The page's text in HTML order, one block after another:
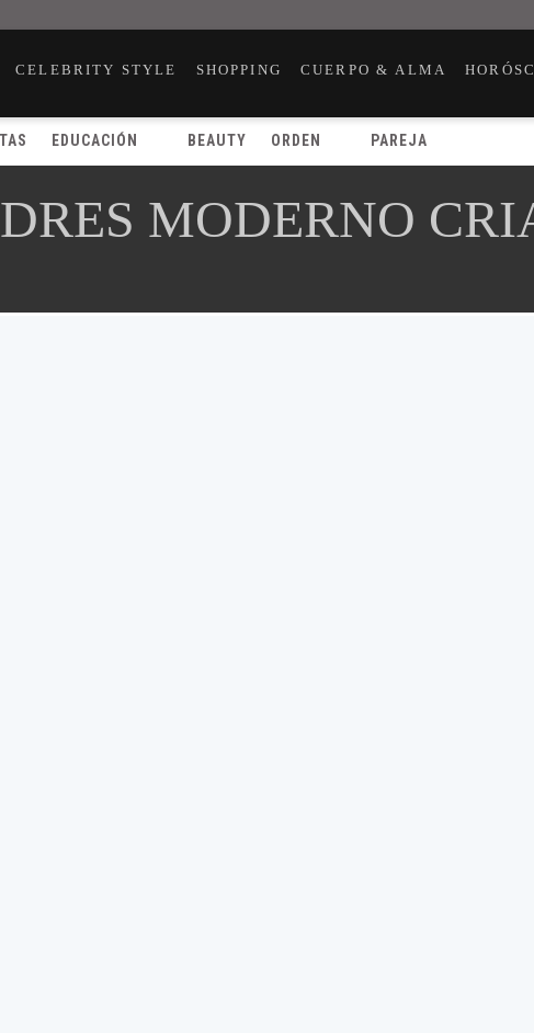
CELEBRITY STYLE SHOPPING CUERPO & ALMA
EDUCACIÓN BEAUTY ORDEN PAREJA
MODERNO